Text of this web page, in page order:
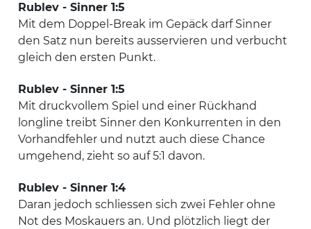
Rublev - Sinner 1:5
Mit dem Doppel-Break im Gepäck darf Sinner
den Satz nun bereits ausservieren und verbucht
gleich den ersten Punkt.
Rublev - Sinner 1:5
Mit druckvollem Spiel und einer Rückhand
longline treibt Sinner den Konkurrenten in den
Vorhandfehler und nutzt auch diese Chance
umgehend, zieht so auf 5:1 davon.
Rublev - Sinner 1:4
Daran jedoch schliessen sich zwei Fehler ohne
Not des Moskauers an. Und plötzlich liegt der